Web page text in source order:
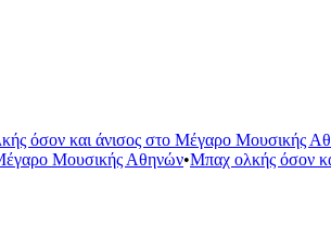
όσον και άνισος στο Μέγαρο Μουσικής
Μουσικής Αθηνών•Μπαχ ολκής όσον